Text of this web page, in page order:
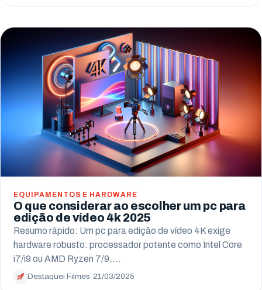
EQUIPAMENTOS E HARDWARE
O que considerar ao escolher um pc para
edição de vídeo 4k 2025
Resumo rápido: Um pc para edição de vídeo 4K exige
hardware robusto: processador potente como Intel Core
i7/i9 ou AMD Ryzen 7/9,…
Destaquei Filmes ·21/03/2025